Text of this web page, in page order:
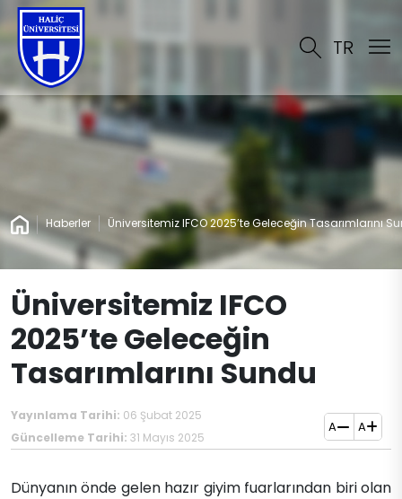
TR
Haberler Üniversitemiz IFCO 2025’te Geleceğin Tasarımlarını
Üniversitemiz IFCO
2025’te Geleceğin
Tasarımlarını Sundu
Yayınlama Tarihi: 06 Şubat 2025
Güncelleme Tarihi: 31 Mayıs 2025
A A
Dünyanın önde gelen hazır giyim fuarlarından biri olan